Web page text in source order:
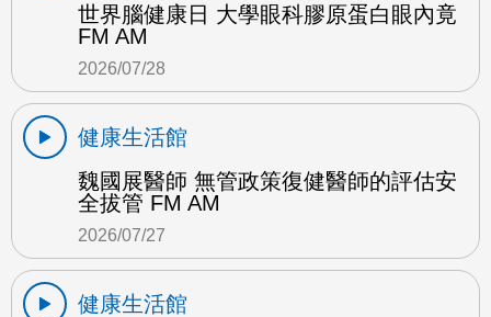
世界腦健康日 大學眼科膠原蛋白眼內竟
FM AM
2026/07/28
健康生活館
魏國展醫師 無管政策復健醫師的評估安
全拔管 FM AM
2026/07/27
健康生活館